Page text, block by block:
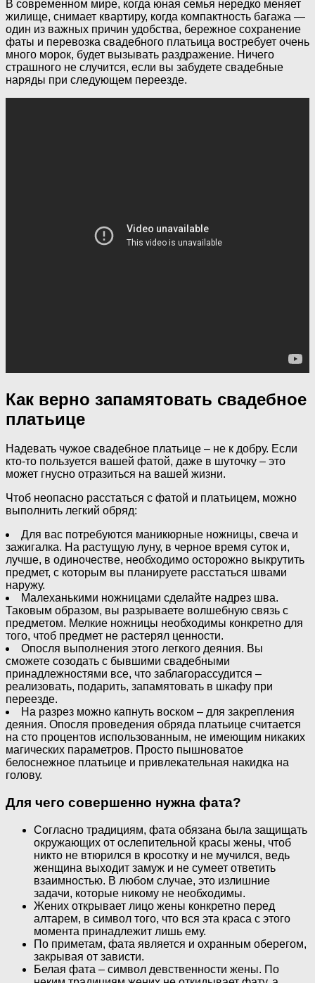
В современном мире, когда юная семья нередко меняет
жилище, снимает квартиру, когда компактность багажа —
один из важных причин удобства, бережное сохранение
фаты и перевозка свадебного платьица востребует очень
много морок, будет вызывать раздражение. Ничего
страшного не случится, если вы забудете свадебные
наряды при следующем переезде.
Как верно запамятовать свадебное
платьице
Надевать чужое свадебное платьице – не к добру. Если
кто-то пользуется вашей фатой, даже в шуточку – это
может гнусно отразиться на вашей жизни.
Чтоб неопасно расстаться с фатой и платьицем, можно
выполнить легкий обряд:
Для вас потребуются маникюрные ножницы, свеча и
зажигалка. На растущую луну, в черное время суток и,
лучше, в одиночестве, необходимо осторожно выкрутить
предмет, с которым вы планируете расстаться швами
наружу.
Малеханькими ножницами сделайте надрез шва.
Таковым образом, вы разрываете волшебную связь с
предметом. Мелкие ножницы необходимы конкретно для
того, чтоб предмет не растерял ценности.
Опосля выполнения этого легкого деяния. Вы
сможете созодать с бывшими свадебными
принадлежностями все, что заблагорассудится –
реализовать, подарить, запамятовать в шкафу при
переезде.
На разрез можно капнуть воском – для закрепления
деяния. Опосля проведения обряда платьице считается
на сто процентов использованным, не имеющим никаких
магических параметров. Просто пышноватое
белоснежное платьице и привлекательная накидка на
голову.
Для чего совершенно нужна фата?
Согласно традициям, фата обязана была защищать
окружающих от ослепительной красы жены, чтоб
никто не втюрился в кросотку и не мучился, ведь
женщина выходит замуж и не сумеет ответить
взаимностью. В любом случае, это излишние
задачи, которые никому не необходимы.
Жених открывает лицо жены конкретно перед
алтарем, в символ того, что вся эта краса с этого
момента принадлежит лишь ему.
По приметам, фата является и охранным оберегом,
закрывая от зависти.
Белая фата – символ девственности жены. По